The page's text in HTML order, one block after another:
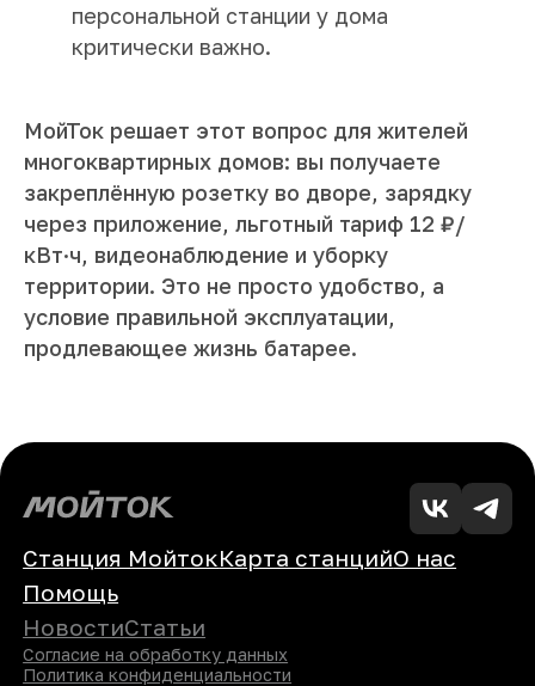
персональной станции у дома
критически важно.
МойТок решает этот вопрос для жителей
многоквартирных домов: вы получаете
закреплённую розетку во дворе, зарядку
через приложение, льготный тариф 12 ₽/
кВт·ч, видеонаблюдение и уборку
территории. Это не просто удобство, а
условие правильной эксплуатации,
продлевающее жизнь батарее.